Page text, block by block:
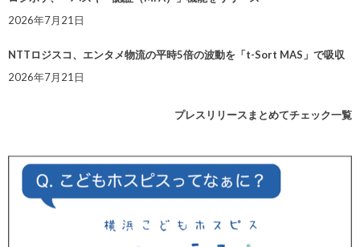
2026年7月21日
NTTロジスコ、エンタメ物流の平時5倍の波動を「t-Sort MAS」で吸収
2026年7月21日
プレスリリースまとめてチェック一覧